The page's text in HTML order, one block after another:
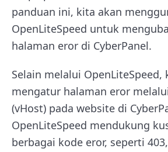
panduan ini, kita akan
OpenLiteSpeed untuk
halaman eror di CyberPanel.
Selain melalui OpenLiteSpeed,
mengatur halaman eror
(vHost) pada website di
OpenLiteSpeed mendukung
berbagai kode eror, seperti